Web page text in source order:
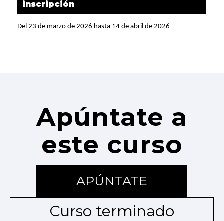
inscripción
Del 23 de marzo de 2026 hasta 14 de abril de 2026
Apúntate a
este curso
APÚNTATE
Curso terminado